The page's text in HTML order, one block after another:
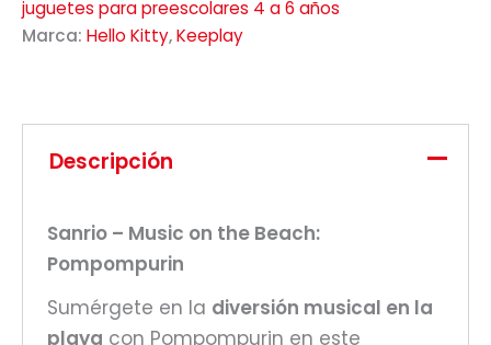
juguetes para preescolares 4 a 6 años
Marca: Hello Kitty,Keeplay
Descripción
Sanrio – Music on the Beach:
Pompompurin
Sumérgete en la diversión musical en la
playa con Pompompurin en este